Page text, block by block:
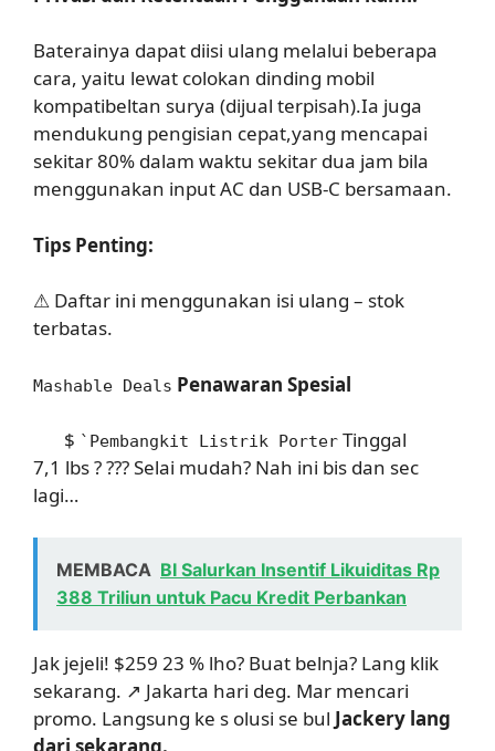
Baterainya dapat diisi ulang melalui beberapa
cara, yaitu lewat colokan dinding mobil
kompatibeltan surya (dijual terpisah).Ia juga
mendukung pengisian cepat,yang mencapai
sekitar 80% dalam waktu sekitar dua jam bila
menggunakan input AC dan USB-C bersamaan.
Tips Penting:
⚠ Daftar ini menggunakan isi ulang – stok
terbatas.
Mashable Deals Penawaran Spesial
$ `Pembangkit Listrik Porter Tinggal
7,1 lbs ? ??? Selai mudah? Nah ini bis dan sec
lagi…
MEMBACA BI Salurkan Insentif Likuiditas Rp
388 Triliun untuk Pacu Kredit Perbankan
Jak jejeli! $259 23 % lho? Buat belnja? Lang klik
sekarang. ↗ Jakarta hari deg. Mar mencari
promo. Langsung ke s olusi se bul Jackery lang
dari sekarang.